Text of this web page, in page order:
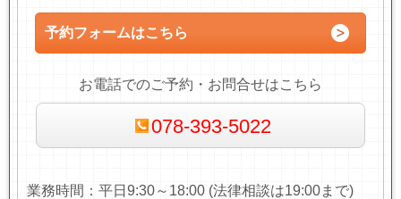
予約フォームはこちら
お電話でのご予約・お問合せはこちら
078-393-5022
業務時間：平日9:30～18:00 (法律相談は19:00まで)